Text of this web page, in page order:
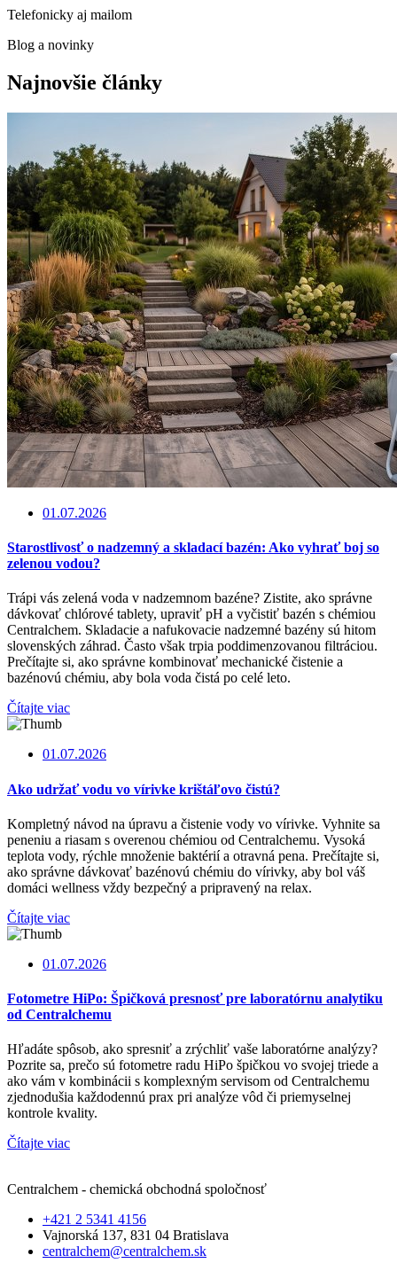
Telefonicky aj mailom
Blog a novinky
Najnovšie články
01.07.2026
Starostlivosť o nadzemný a skladací bazén: Ako vyhrať boj so
zelenou vodou?
Trápi vás zelená voda v nadzemnom bazéne? Zistite, ako správne
dávkovať chlórové tablety, upraviť pH a vyčistiť bazén s chémiou
Centralchem. Skladacie a nafukovacie nadzemné bazény sú hitom
slovenských záhrad. Často však trpia poddimenzovanou filtráciou.
Prečítajte si, ako správne kombinovať mechanické čistenie a
bazénovú chémiu, aby bola voda čistá po celé leto.
Čítajte viac
01.07.2026
Ako udržať vodu vo vírivke krištáľovo čistú?
Kompletný návod na úpravu a čistenie vody vo vírivke. Vyhnite sa
peneniu a riasam s overenou chémiou od Centralchemu. Vysoká
teplota vody, rýchle množenie baktérií a otravná pena. Prečítajte si,
ako správne dávkovať bazénovú chémiu do vírivky, aby bol váš
domáci wellness vždy bezpečný a pripravený na relax.
Čítajte viac
01.07.2026
Fotometre HiPo: Špičková presnosť pre laboratórnu analytiku
od Centralchemu
Hľadáte spôsob, ako spresniť a zrýchliť vaše laboratórne analýzy?
Pozrite sa, prečo sú fotometre radu HiPo špičkou vo svojej triede a
ako vám v kombinácii s komplexným servisom od Centralchemu
zjednodušia každodennú prax pri analýze vôd či priemyselnej
kontrole kvality.
Čítajte viac
Centralchem - chemická obchodná spoločnosť
+421 2 5341 4156
Vajnorská 137, 831 04 Bratislava
centralchem@centralchem.sk